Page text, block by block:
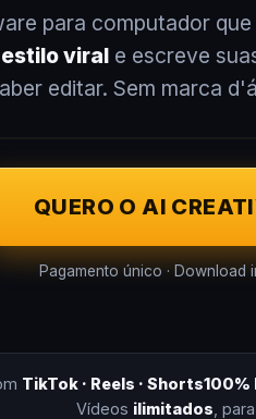
para computador
viral e escreve
editar. Sem marca
QUERO O AI
Pagamento único · Download
TikTok · Reels · Shorts100%
Vídeos ilimitados ,